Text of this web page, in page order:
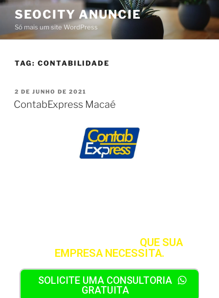
SEOCITY ANUNCIE
Só mais um site WordPress
TAG: CONTABILIDADE
2 DE JUNHO DE 2021
ContabExpress Macaé
QUE SUA
EMPRESA NECESSITA.
SOLICITE UMA CONSULTORIA
GRATUITA